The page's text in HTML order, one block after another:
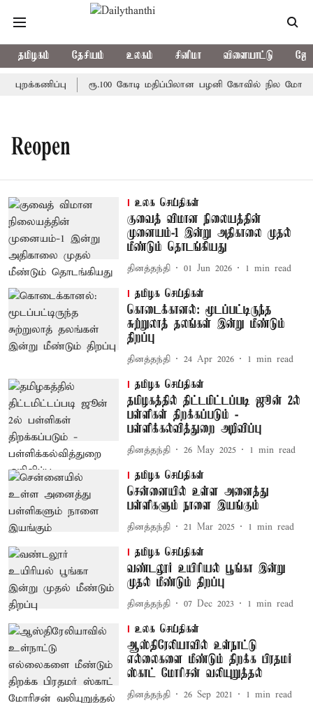
தமிழகம் தேசியம் உலகம் சினிமா விளையாட்டு
ரூ.100 கோடி மதிப்பிலான பழனி கோவில் நில
Reopen
உலக செய்திகள்
குவைத் விமான நிலையத்தின்
முனையம்-1 இன்று அதிகாலை முதல்
மீண்டும் தொடங்கியது
தினத்தந்தி 01 Jun 2026 1 min read
தமிழக செய்திகள்
கொடைக்கானல்: மூடப்பட்டிருந்த
சுற்றுலாத் தலங்கள் இன்று மீண்டும்
திறப்பு
தினத்தந்தி 24 Apr 2026 1 min read
தமிழக செய்திகள்
தமிழகத்தில் திட்டமிட்டப்படி ஜூன் 2ல்
பள்ளிகள் திறக்கப்படும் -
பள்ளிக்கல்வித்துறை அறிவிப்பு
தினத்தந்தி 26 May 2025 1 min read
தமிழக செய்திகள்
சென்னையில் உள்ள அனைத்து
பள்ளிகளும் நாளை இயங்கும்
தினத்தந்தி 21 Mar 2025 1 min read
தமிழக செய்திகள்
வண்டலூர் உயிரியல் பூங்கா இன்று
முதல் மீண்டும் திறப்பு
தினத்தந்தி 07 Dec 2023 1 min read
உலக செய்திகள்
ஆஸ்திரேலியாவில் உள்நாட்டு
எல்லைகளை மீண்டும் திறக்க பிரதமர்
ஸ்காட் மோரிசன் வலியுறுத்தல்
தினத்தந்தி 26 Sep 2021 1 min read